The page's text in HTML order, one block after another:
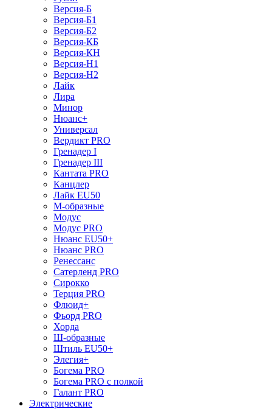
Версия-Б
Версия-Б1
Версия-Б2
Версия-КБ
Версия-КН
Версия-Н1
Версия-Н2
Лайк
Лира
Минор
Нюанс+
Универсал
Вердикт PRO
Гренадер I
Гренадер III
Кантата PRO
Канцлер
Лайк EU50
М-образные
Модус
Модус PRO
Нюанс EU50+
Нюанс PRO
Ренессанс
Сатерленд PRO
Сирокко
Терция PRO
Флюид+
Фьорд PRO
Хорда
Ш-образные
Штиль EU50+
Элегия+
Богема PRO
Богема PRO с полкой
Галант PRO
Электрические